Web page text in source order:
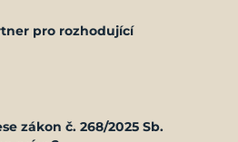
pro rozhodující
zákon č. 268/2025 Sb.